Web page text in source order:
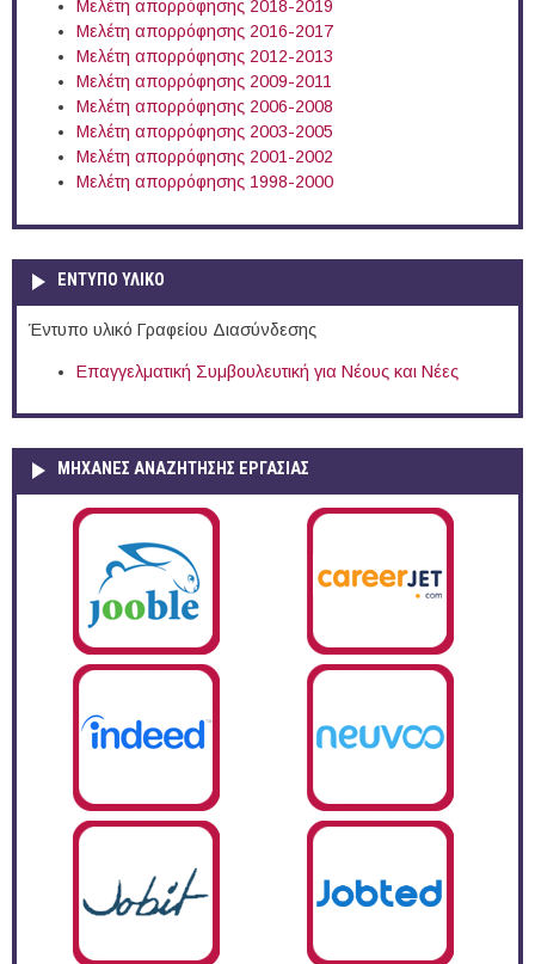
Μελέτη απορρόφησης 2018-2019
Μελέτη απορρόφησης 2016-2017
Μελέτη απορρόφησης 2012-2013
Μελέτη απορρόφησης 2009-2011
Μελέτη απορρόφησης 2006-2008
Μελέτη απορρόφησης 2003-2005
Μελέτη απορρόφησης 2001-2002
Μελέτη απορρόφησης 1998-2000
ΕΝΤΥΠΟ ΥΛΙΚΟ
Έντυπο υλικό Γραφείου Διασύνδεσης
Επαγγελματική Συμβουλευτική για Νέους και Νέες
ΜΗΧΑΝΕΣ ΑΝΑΖΗΤΗΣΗΣ ΕΡΓΑΣΙΑΣ